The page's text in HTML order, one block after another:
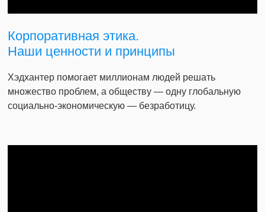
Корпоративная этика.
Наши ценности и принципы
Хэдхантер помогает миллионам людей решать
множество проблем, а обществу — одну глобальную
социально-экономическую — безработицу.